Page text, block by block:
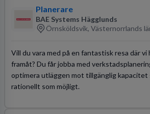
Planerare
BAE Systems Hägglunds
Örnsköldsvik, Västernorrlands
Vill du vara med på en fantastisk resa där vi
framåt? Du får jobba med
optimera utläggen mot tillgänglig
rationellt som möjligt.